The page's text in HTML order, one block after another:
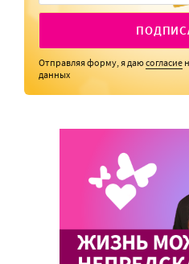
Отправляя форму, я даюсогласие
данных